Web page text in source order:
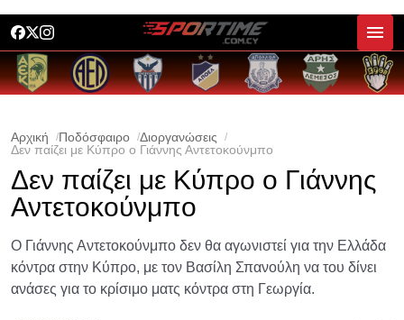
Αρχική Ποδόσφαιρο
Διοργανώσεις
Δεν παίζει με Κύπρο ο Γιάννης Αντετοκούνμπο
Δεν παίζει με Κύπρο ο Γιάννης
Αντετοκούνμπο
Ο Γιάννης Αντετοκούνμπο δεν θα αγωνιστεί για την Ελλάδα
κόντρα στην Κύπρο, με τον Βασίλη Σπανούλη να του δίνει
ανάσες για το κρίσιμο ματς κόντρα στη Γεωργία.